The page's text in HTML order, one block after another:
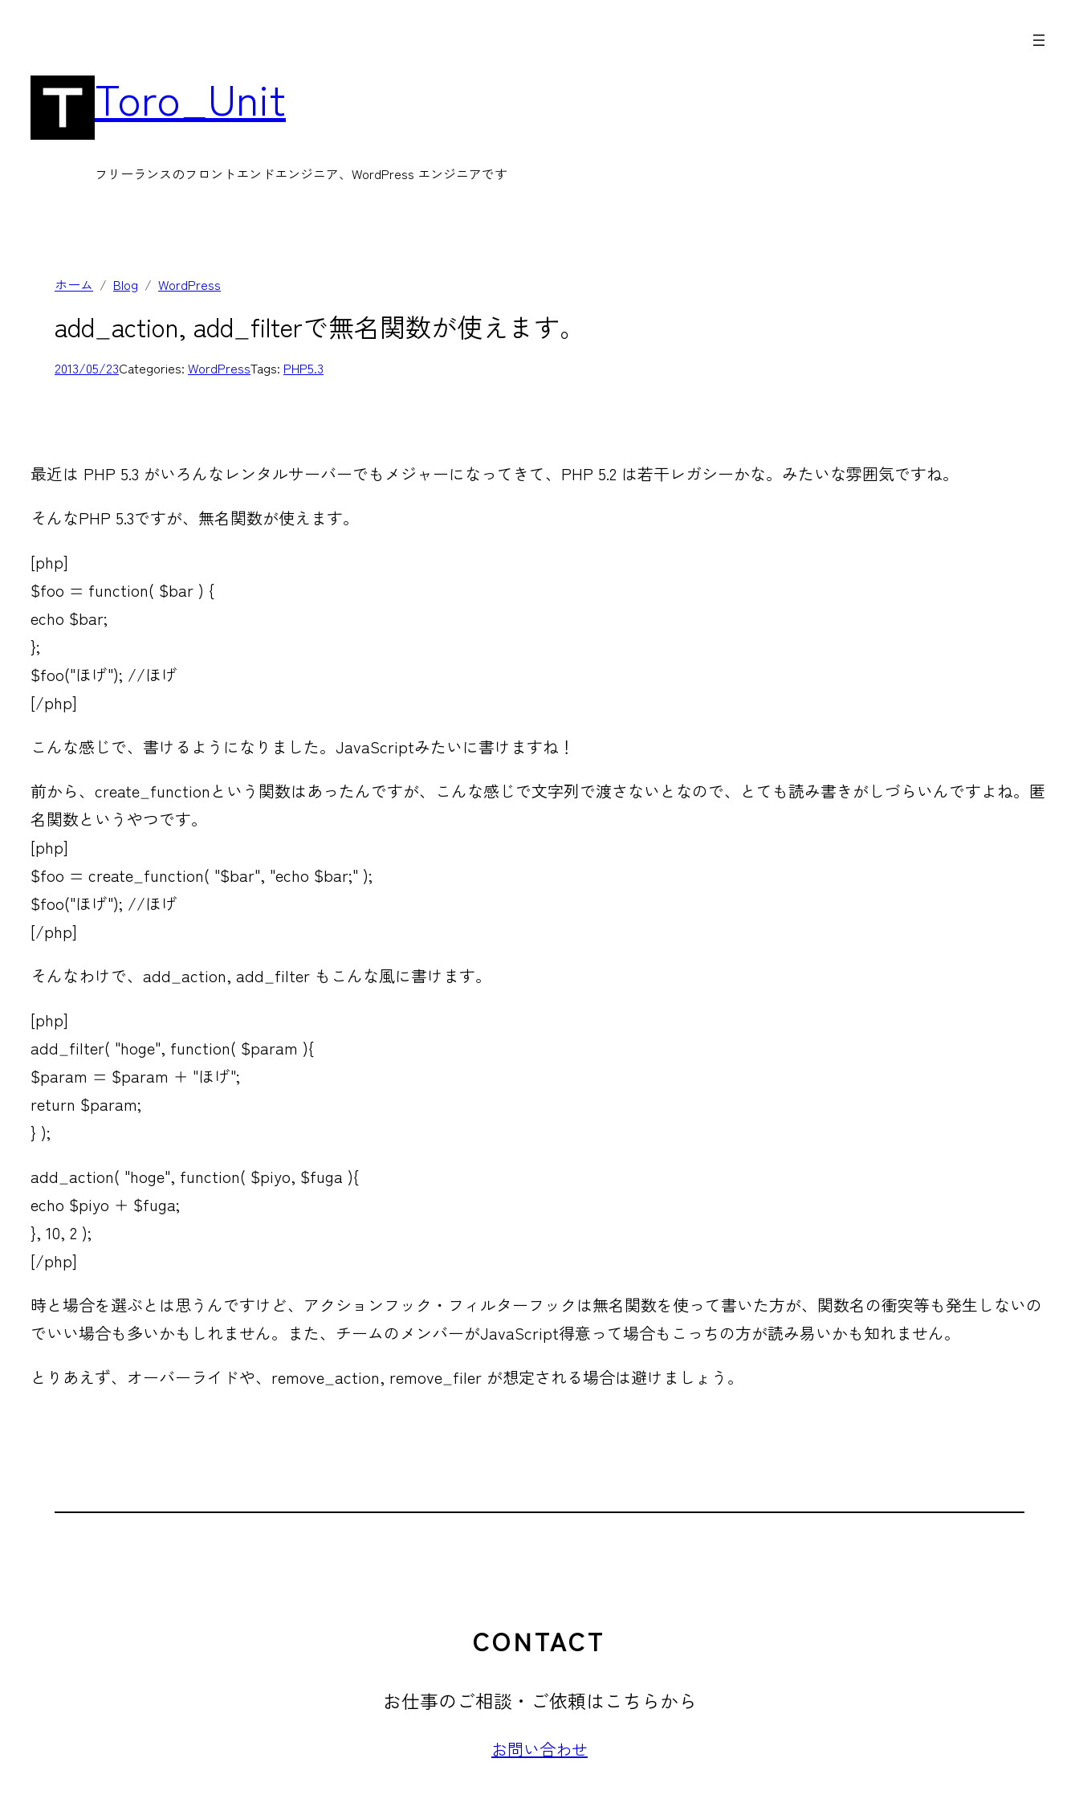
Toro_Unit
フリーランスのフロントエンドエンジニア、WordPress エンジニアです
ホーム Blog WordPress
add_action, add_filterで無名関数が使えます。
2013/05/23Categories: WordPressTags: PHP5.3
最近は PHP 5.3 がいろんなレンタルサーバーでもメジャーになってきて、PHP 5.2 は若干レガシーかな。みたいな雰囲気ですね。
そんなPHP 5.3ですが、無名関数が使えます。
[php]
$foo = function( $bar ) {
echo $bar;
};
$foo("ほげ"); //ほげ
[/php]
こんな感じで、書けるようになりました。JavaScriptみたいに書けますね！
前から、create_functionという関数はあったんですが、こんな感じで文字列で渡さないとなので、とても読み書きがしづらいんですよね。匿
名関数というやつです。
[php]
$foo = create_function( "$bar", "echo $bar;" );
$foo("ほげ"); //ほげ
[/php]
そんなわけで、add_action, add_filter もこんな風に書けます。
[php]
add_filter( "hoge", function( $param ){
$param = $param + "ほげ";
return $param;
} );
add_action( "hoge", function( $piyo, $fuga ){
echo $piyo + $fuga;
}, 10, 2 );
[/php]
時と場合を選ぶとは思うんですけど、アクションフック・フィルターフックは無名関数を使って書いた方が、関数名の衝突等も発生しないの
でいい場合も多いかもしれません。また、チームのメンバーがJavaScript得意って場合もこっちの方が読み易いかも知れません。
とりあえず、オーバーライドや、remove_action, remove_filer が想定される場合は避けましょう。
CONTACT
お仕事のご相談・ご依頼はこちらから
お問い合わせ